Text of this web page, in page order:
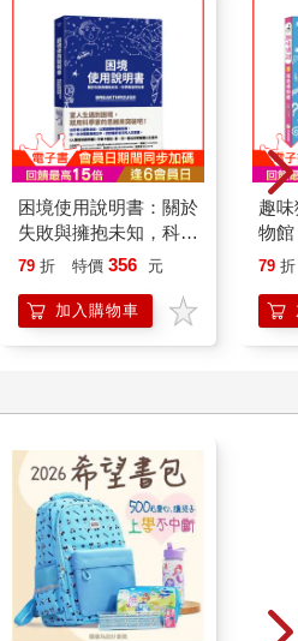
困境使用說明書：關於
失敗與擁抱未知，科學
教我們的事
79 折 特價 356 元
加入購物車
趣
物館
79 折